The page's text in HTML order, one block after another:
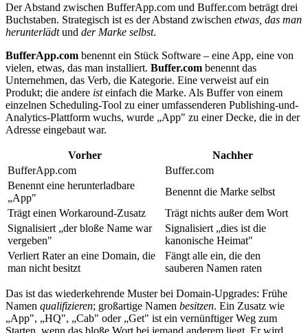
Der Abstand zwischen BufferApp.com und Buffer.com beträgt drei
Buchstaben. Strategisch ist es der Abstand zwischen etwas, das man
herunterlädtund der Marke selbst.
BufferApp.com benennt ein Stück Software – eine App, eine von
vielen, etwas, das man installiert. Buffer.com benennt das
Unternehmen, das Verb, die Kategorie. Eine verweist auf ein
Produkt; die andere isteinfach die Marke. Als Buffer von einem
einzelnen Scheduling-Tool zu einer umfassenderen Publishing-und-
Analytics-Plattform wuchs, wurde „App" zu einer Decke, die in der
Adresse eingebaut war.
Vorher
Nachher
BufferApp.com
Buffer.com
Benennt eine herunterladbare
„App"
Benennt die Marke selbst
Trägt einen Workaround-Zusatz
Trägt nichts außer dem Wort
Signalisiert „der bloße Name war
vergeben"
Signalisiert „dies ist die
kanonische Heimat"
Verliert Rater an eine Domain, die
man nicht besitzt
Fängt alle ein, die den
sauberen Namen raten
Das ist das wiederkehrende Muster bei Domain-Upgrades: Frühe
Namen qualifizieren; großartige Namen besitzen. Ein Zusatz wie
„App", „HQ", „Cab" oder „Get" ist ein vernünftiger Weg zum
Starten, wenn das bloße Wort bei jemand anderem liegt. Er wird